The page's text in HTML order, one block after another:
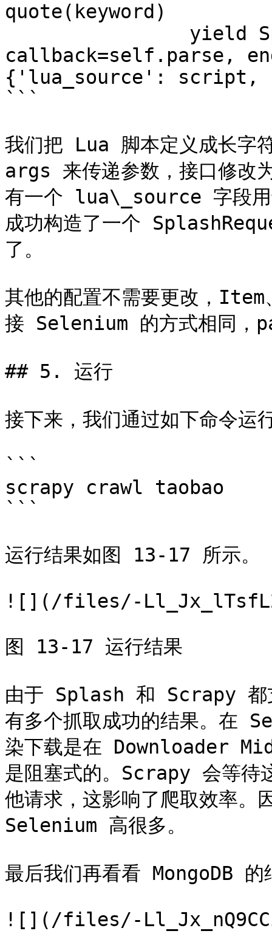
quote(keyword)
callback=self.parse,
{'lua_source':
```
我们把 Lua 脚本定义成长
args 来传递参数，接口修
有一个 lua\_source 字段用
成功构造了一个
了。
其他的配置不需要更改，
接 Selenium 的方式相同，
## 5. 运行
接下来，我们通过如下命令运
```
scrapy crawl taobao
```
运行结果如图 13-17 所示。
![](/files/-
图 13-17 运行结果
由于 Splash 和 Scrapy 都
有多个抓取成功的结果。在
染下载是在 Downloader
是阻塞式的。Scrapy 会等待
他请求，这影响了爬取效率
Selenium 高很多。
最后我们再看看 MongoDB
![](/files/-